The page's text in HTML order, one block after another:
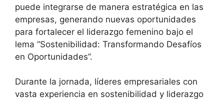
puede integrarse de manera estratégica en las
empresas, generando nuevas oportunidades
para fortalecer el liderazgo femenino bajo el
lema “Sostenibilidad: Transformando Desafíos
en Oportunidades”.
Durante la jornada, líderes empresariales con
vasta experiencia en sostenibilidad y liderazgo